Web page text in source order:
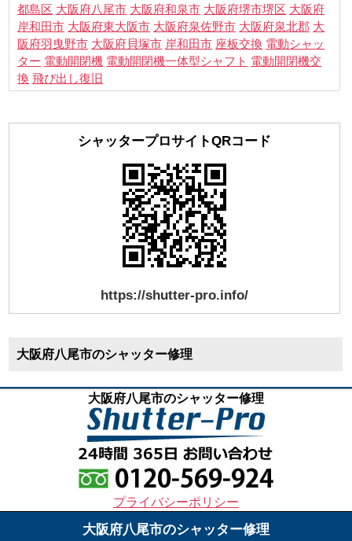
都島区 大阪府八尾市 大阪府和泉市 大阪府堺市堺区 大阪府
岸和田市 大阪府東大阪市 大阪府泉佐野市 大阪府泉北郡 大
阪府羽曳野市 大阪府貝塚市 岸和田市 座板交換 電動シャッ
ター 電動開閉機 電動開閉機一体型シャフト 電動開閉機交
換 飛び出し復旧
シャッタープロサイトQRコード
https://shutter-pro.info/
大阪府八尾市のシャッター修理
大阪府八尾市のシャッター修理
プライバシーポリシー
大阪府八尾市のシャッター修理